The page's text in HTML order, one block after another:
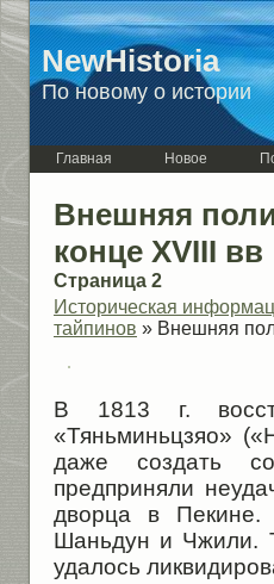
NewHistoria
По новому о истории
Главная Новое
Внешняя
конце XVIII вв
Страница 2
Историческая
тайпинов » Внешняя
В 1813 г.
«Тяньминьцзяо»
даже создать
предприняли
дворца в Пекине.
Шаньдун и Чжили.
удалось